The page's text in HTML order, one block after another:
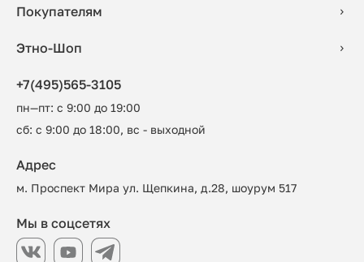
Покупателям
Этно-Шоп
+7(495)565-3105
пн—пт: с 9:00 до 19:00
сб: с 9:00 до 18:00, вс - выходной
Адрес
м. Проспект Мира ул. Щепкина, д.28, шоурум 517
Мы в соцсетях